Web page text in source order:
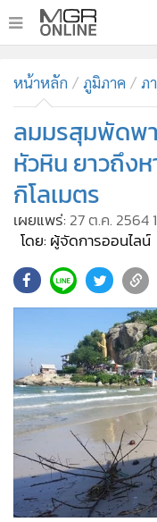
ทันเหตุการณ์
• ภาคใต้
ภูมิภาค
Online Section
• บันเทิง
ผู้จัดการรายวัน
• ละคร
Cyber BIZ
• ผู้จัดกวน
• Good health &
• Green Innovation &
• Management & HR
• MGR Live
• Infographic
หน้าหลัก ภูมิภาค ภ
ลมมรสุมพัดพา
หัวหิน ยาวถึงห
กิโลเมตร
เผยแพร่: 27 ต.ค. 2564
โดย: ผู้จัดการออนไลน์